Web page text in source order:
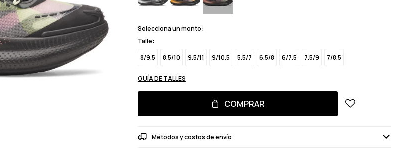
Selecciona un monto:
Talle:
8/9.5
8.5/10 9.5/11 9/10.5 5.5/7 6.5/8 6/7.5 7.5/9 7/8.5
GUÍA DE TALLES
COMPRAR
Métodos y costos de envío